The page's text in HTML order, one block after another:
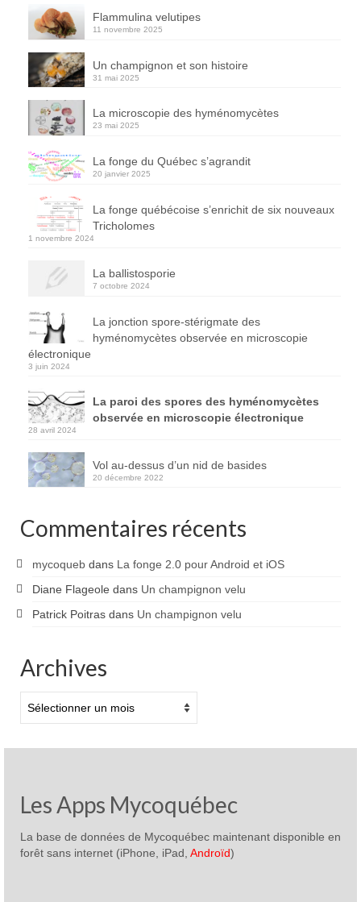
Flammulina velutipes
11 novembre 2025
Un champignon et son histoire
31 mai 2025
La microscopie des hyménomycètes
23 mai 2025
La fonge du Québec s’agrandit
20 janvier 2025
La fonge québécoise s’enrichit de six nouveaux
Tricholomes
1 novembre 2024
La ballistosporie
7 octobre 2024
La jonction spore-stérigmate des
hyménomycètes observée en microscopie
électronique
3 juin 2024
La paroi des spores des hyménomycètes
observée en microscopie électronique
28 avril 2024
Vol au-dessus d’un nid de basides
20 décembre 2022
Commentaires récents
mycoqueb dans La fonge 2.0 pour Android et iOS
Diane Flageole dans Un champignon velu
Patrick Poitras dans Un champignon velu
Archives
Les Apps Mycoquébec
La base de données de Mycoquébec maintenant disponible en
forêt sans internet (iPhone, iPad, Androïd)